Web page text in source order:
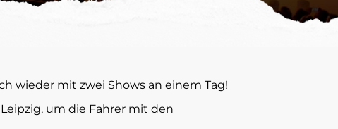
wieder mit zwei Shows an einem Tag!
um die Fahrer mit den